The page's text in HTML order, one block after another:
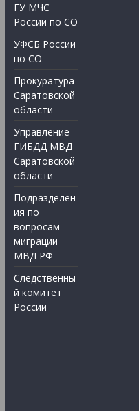
ГУ МЧС
России по СО
УФСБ России
по СО
Прокуратура
Саратовской
области
Управление
ГИБДД МВД
Саратовской
области
Подразделен
ия по
вопросам
миграции
МВД РФ
Следственны
й комитет
России